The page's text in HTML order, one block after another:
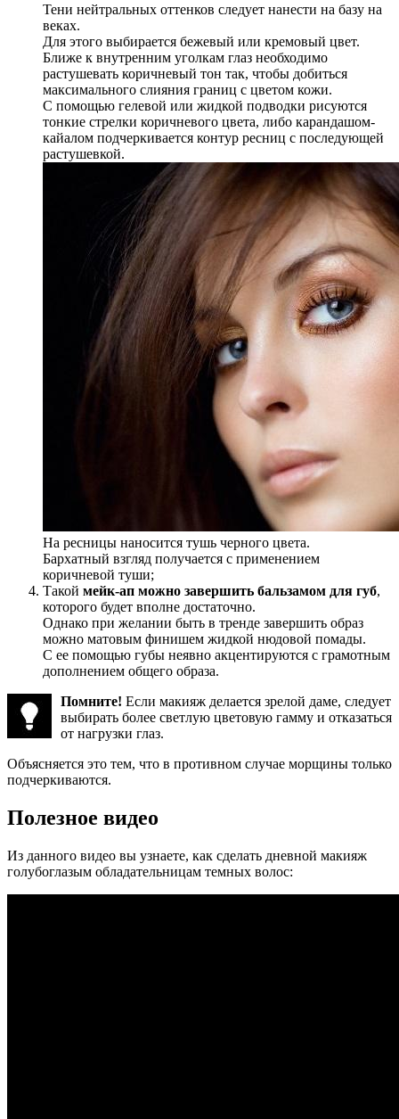
Тени нейтральных оттенков следует нанести на базу на
веках.
Для этого выбирается бежевый или кремовый цвет.
Ближе к внутренним уголкам глаз необходимо
растушевать коричневый тон так, чтобы добиться
максимального слияния границ с цветом кожи.
С помощью гелевой или жидкой подводки рисуются
тонкие стрелки коричневого цвета, либо карандашом-
кайалом подчеркивается контур ресниц с последующей
растушевкой.
На ресницы наносится тушь черного цвета.
Бархатный взгляд получается с применением
коричневой туши;
Такой мейк-ап можно завершить бальзамом для губ,
которого будет вполне достаточно.
Однако при желании быть в тренде завершить образ
можно матовым финишем жидкой нюдовой помады.
С ее помощью губы неявно акцентируются с грамотным
дополнением общего образа.
Помните! Если макияж делается зрелой даме, следует
выбирать более светлую цветовую гамму и отказаться
от нагрузки глаз.
Объясняется это тем, что в противном случае морщины только
подчеркиваются.
Полезное видео
Из данного видео вы узнаете, как сделать дневной макияж
голубоглазым обладательницам темных волос: